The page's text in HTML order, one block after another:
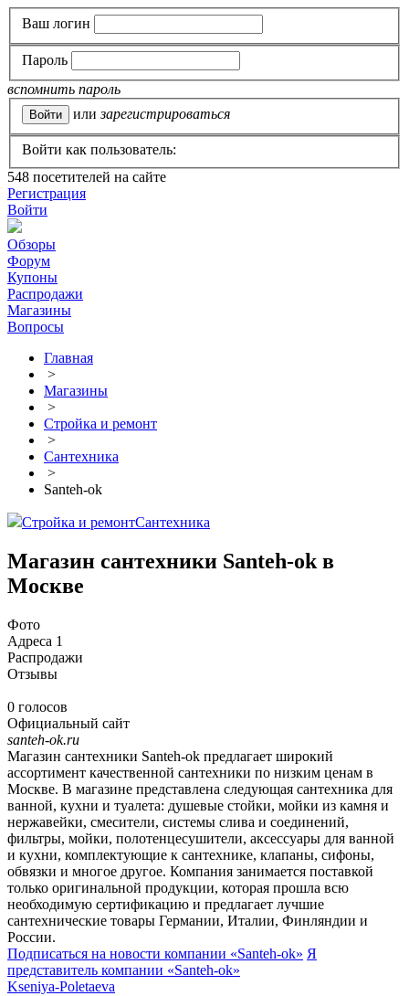
Ваш логин
Пароль
вспомнить пароль
или зарегистрироваться
Войти как пользователь:
548 посетителей на сайте
Регистрация
Войти
Обзоры
Форум
Купоны
Распродажи
Магазины
Вопросы
Главная
>
Магазины
>
Стройка и ремонт
>
Сантехника
>
Santeh-ok
Стройка и ремонтСантехника
Магазин сантехники Santeh-ok в
Москве
Фото
Адреса 1
Распродажи
Отзывы
0 голосов
Официальный сайт
santeh-ok.ru
Магазин сантехники Santeh-ok предлагает широкий
ассортимент качественной сантехники по низким ценам в
Москве. В магазине представлена следующая сантехника для
ванной, кухни и туалета: душевые стойки, мойки из камня и
нержавейки, смесители, системы слива и соединений,
фильтры, мойки, полотенцесушители, аксессуары для ванной
и кухни, комплектующие к сантехнике, клапаны, сифоны,
обвязки и многое другое. Компания занимается поставкой
только оригинальной продукции, которая прошла всю
необходимую сертификацию и предлагает лучшие
сантехнические товары Германии, Италии, Финляндии и
России.
Подписаться на новости компании «Santeh-ok» Я
представитель компании «Santeh-ok»
Kseniya-Poletaeva